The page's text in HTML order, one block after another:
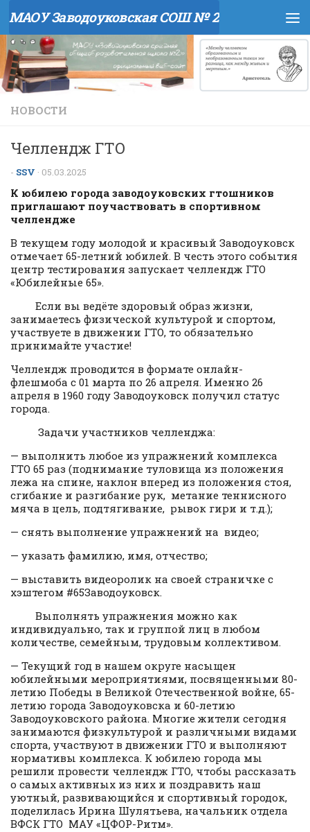
Перейти к содержимому
МАОУ Заводоуковская СОШ № 2
НОВОСТИ
Челлендж ГТО
- SSV · 05.03.2025
К юбилею города заводоуковских гтошников
приглашают поучаствовать в спортивном
челлендже
В текущем году молодой и красивый Заводоуковск
отмечает 65-летний юбилей. В честь этого события
центр тестирования запускает челлендж ГТО
«Юбилейные 65».
Если вы ведёте здоровый образ жизни,
занимаетесь физической культурой и спортом,
участвуете в движении ГТО, то обязательно
принимайте участие!
Челлендж проводится в формате онлайн-
флешмоба с 01 марта по 26 апреля. Именно 26
апреля в 1960 году Заводоуковск получил статус
города.
Задачи участников челленджа:
— выполнить любое из упражнений комплекса
ГТО 65 раз (поднимание туловища из положения
лежа на спине, наклон вперед из положения стоя,
сгибание и разгибание рук, метание теннисного
мяча в цель, подтягивание, рывок гири и т.д.);
— снять выполнение упражнений на видео;
— указать фамилию, имя, отчество;
— выставить видеоролик на своей страничке с
хэштегом #65Заводоуковск.
Выполнять упражнения можно как
индивидуально, так и группой лиц в любом
количестве, семейным, трудовым коллективом.
— Текущий год в нашем округе насыщен
юбилейными мероприятиями, посвященными 80-
летию Победы в Великой Отечественной войне, 65-
летию города Заводоуковска и 60-летию
Заводоуковского района. Многие жители сегодня
занимаются физкультурой и различными видами
спорта, участвуют в движении ГТО и выполняют
нормативы комплекса. К юбилею города мы
решили провести челлендж ГТО, чтобы рассказать
о самых активных из них и поздравить наш
уютный, развивающийся и спортивный городок,
поделилась Ирина Шулятьева, начальник отдела
ВФСК ГТО МАУ «ЦФОР-Ритм».